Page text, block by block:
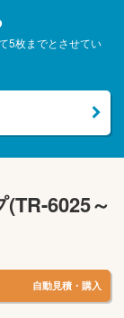
5枚までとさせてい
6025～
自動見積・購入